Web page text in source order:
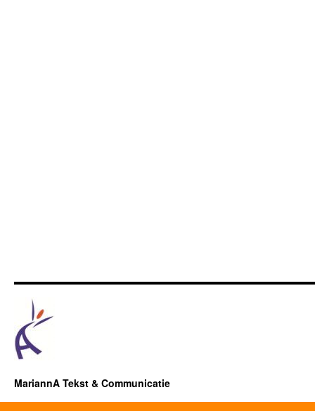
MariannA Tekst & Communicatie